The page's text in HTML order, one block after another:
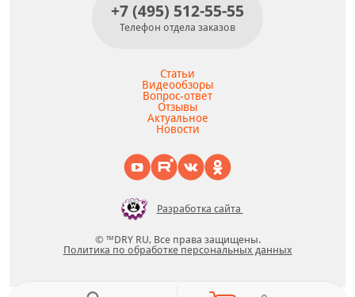
Статьи
Видеообзоры
Вопрос-ответ
Отзывы
Актуальное
Новости
+7 (495) 512-55-55
Телефон отдела заказов
© ™DRY RU, Все права защищены.
Политика по обработке персональных данных
Разработка сайта